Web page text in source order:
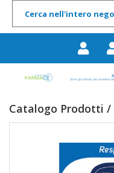
Prodotto
Catalogo Prodotti /